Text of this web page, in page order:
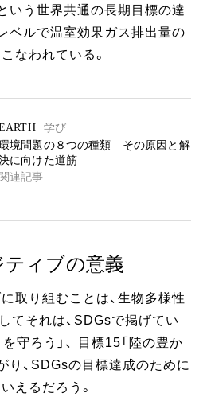
いう世界共通の長期目標の達
ベルで温室効果ガス排出量の
なわれている。
学び
境問題の８つの種類 その原因と解
に向けた道筋
関連記事
ィブの意義
取り組むことは、生物多様性
てそれは、SDGsで掲げてい
守ろう」、 目標15「陸の豊か
り、SDGsの目標達成のために
えるだろう。